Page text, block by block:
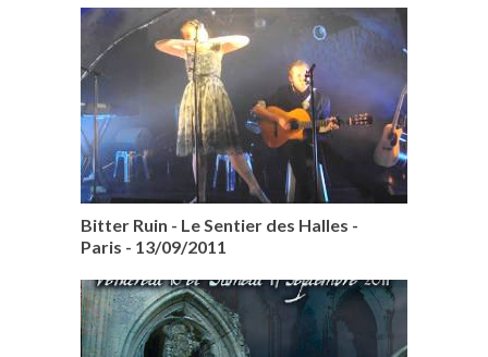
Bitter Ruin - Le Sentier des Halles -
Paris - 13/09/2011